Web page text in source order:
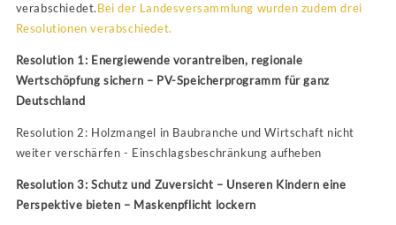
verabschiedet.Bei der Landesversammlung wurden zudem drei
Resolutionen verabschiedet.
Resolution 1: Energiewende vorantreiben, regionale
Wertschöpfung sichern – PV-Speicherprogramm für ganz
Deutschland
Resolution 2: Holzmangel in Baubranche und Wirtschaft nicht
weiter verschärfen - Einschlagsbeschränkung aufheben
Resolution 3: Schutz und Zuversicht – Unseren Kindern eine
Perspektive bieten – Maskenpflicht lockern